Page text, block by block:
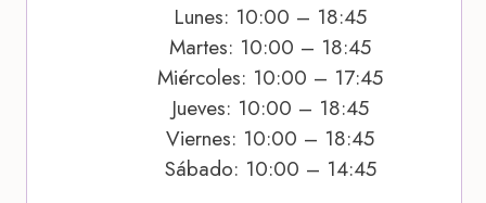
Lunes: 10:00 – 18:45
Martes: 10:00 – 18:45
Miércoles: 10:00 – 17:45
Jueves: 10:00 – 18:45
Viernes: 10:00 – 18:45
Sábado: 10:00 – 14:45